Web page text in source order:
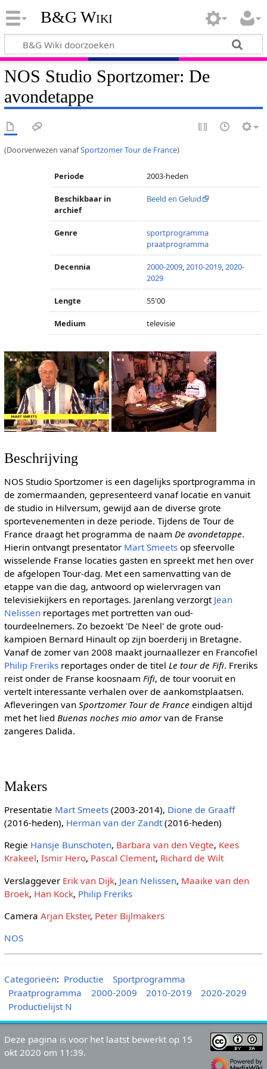
B&G Wiki
NOS Studio Sportzomer: De
avondetappe
(Doorverwezen vanafSportzomer Tour de France)
Periode 2003-heden
Beschikbaar in
archief
Beeld en Geluid
Genre
sportprogramma
praatprogramma
Decennia 2000-2009,2010-2019,2020-
2029
Lengte 55'00
Medium televisie
Beschrijving
NOS Studio Sportzomer is een dagelijks sportprogramma in
de zomermaanden, gepresenteerd vanaf locatie en vanuit
de studio in Hilversum, gewijd aan de diverse grote
sportevenementen in deze periode. Tijdens de Tour de
France draagt het programma de naam De avondetappe.
Hierin ontvangt presentator Mart Smeetsop sfeervolle
wisselende Franse locaties gasten en spreekt met hen over
de afgelopen Tour-dag. Met een samenvatting van de
etappe van die dag, antwoord op wielervragen van
televisiekijkers en reportages. Jarenlang verzorgt Jean
Nelissenreportages met portretten van oud-
tourdeelnemers. Zo bezoekt 'De Neel' de grote oud-
kampioen Bernard Hinault op zijn boerderij in Bretagne.
Vanaf de zomer van 2008 maakt journaallezer en Francofiel
Philip Freriksreportages onder de titel Le tour de Fifi. Freriks
reist onder de Franse koosnaam Fifi, de tour vooruit en
vertelt interessante verhalen over de aankomstplaatsen.
Afleveringen van Sportzomer Tour de France eindigen altijd
met het lied Buenas noches mio amorvan de Franse
zangeres Dalida.
Makers
Presentatie Mart Smeets(2003-2014), Dione de Graaff
(2016-heden), Herman van der Zandt(2016-heden)
Regie Hansje Bunschoten, Barbara van den Vegte, Kees
Krakeel, Ismir Hero, Pascal Clement, Richard de Wilt
Verslaggever Erik van Dijk, Jean Nelissen, Maaike van den
Broek, Han Kock, Philip Freriks
Camera Arjan Ekster, Peter Bijlmakers
NOS
Categorieën: Productie
Sportprogramma
Praatprogramma
2000-2009 2010-2019
2020-2029
Productielijst N
Deze pagina is voor het laatst bewerkt op 15
okt 2020 om 11:39.